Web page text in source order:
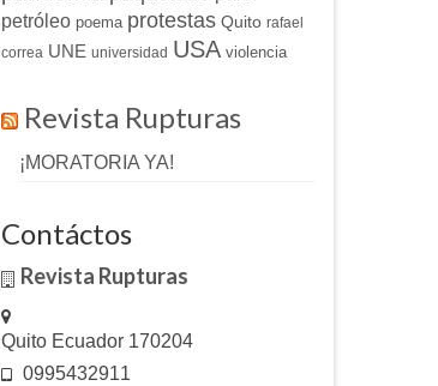
petróleo poema protestas Quito rafael
correa UNE universidad USA violencia
Revista Rupturas
¡MORATORIA YA!
Contáctos
Revista Rupturas
Quito Ecuador 170204
0995432911